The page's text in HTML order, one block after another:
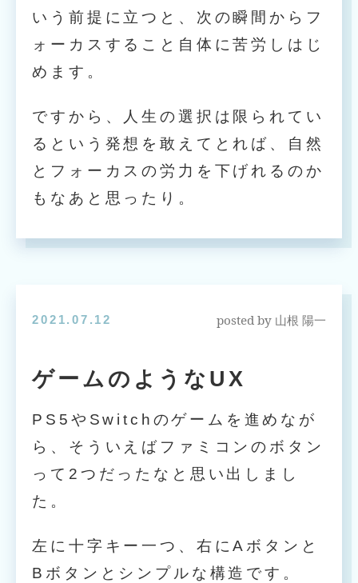
いう前提に立つと、次の瞬間からフ
ォーカスすること自体に苦労しはじ
めます。
ですから、人生の選択は限られてい
るという発想を敢えてとれば、自然
とフォーカスの労力を下げれるのか
もなあと思ったり。
2021.07.12 posted by 山根 陽一
ゲームのようなUX
PS5やSwitchのゲームを進めなが
ら、そういえばファミコンのボタン
って2つだったなと思い出しまし
た。
左に十字キー一つ、右にAボタンと
Bボタンとシンプルな構造です。